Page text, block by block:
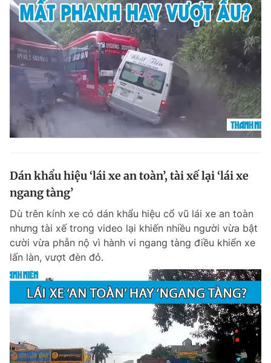
Dán khẩu hiệu ‘lái xe an toàn’, tài xế lại ‘lái xe
ngang tàng’
Dù trên kính xe có dán khẩu hiệu cổ vũ lái xe an toàn
nhưng tài xế trong video lại khiến nhiều người vừa bật
cười vừa phẫn nộ vì hành vi ngang tàng điều khiển xe
lấn làn, vượt đèn đỏ.